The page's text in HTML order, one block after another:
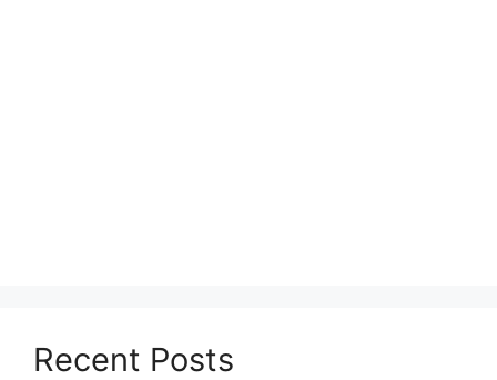
Recent Posts